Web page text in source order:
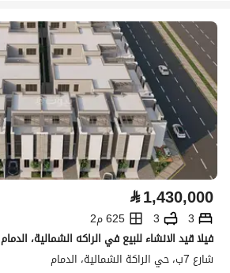
⃁1,430,000
3
3
625 م2
فيلا قيد الانشاء للبيع في الراكه الشمالية، الدمام
شارع 7ب، حي الراكة الشمالية، الدمام